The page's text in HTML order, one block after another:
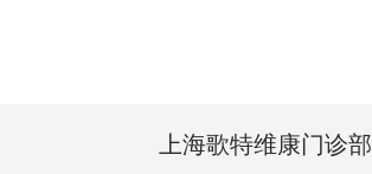
上海歌特维康门诊部